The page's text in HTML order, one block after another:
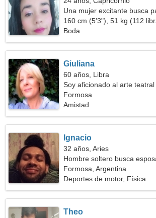
Una mujer excitante busca
160 cm (5'3"), 51 kg (112
Boda
Giuliana
60 años, Libra
Soy aficionado al arte
Formosa
Amistad
Ignacio
32 años, Aries
Hombre soltero busca
Formosa, Argentina
Deportes de motor, Física
Theo